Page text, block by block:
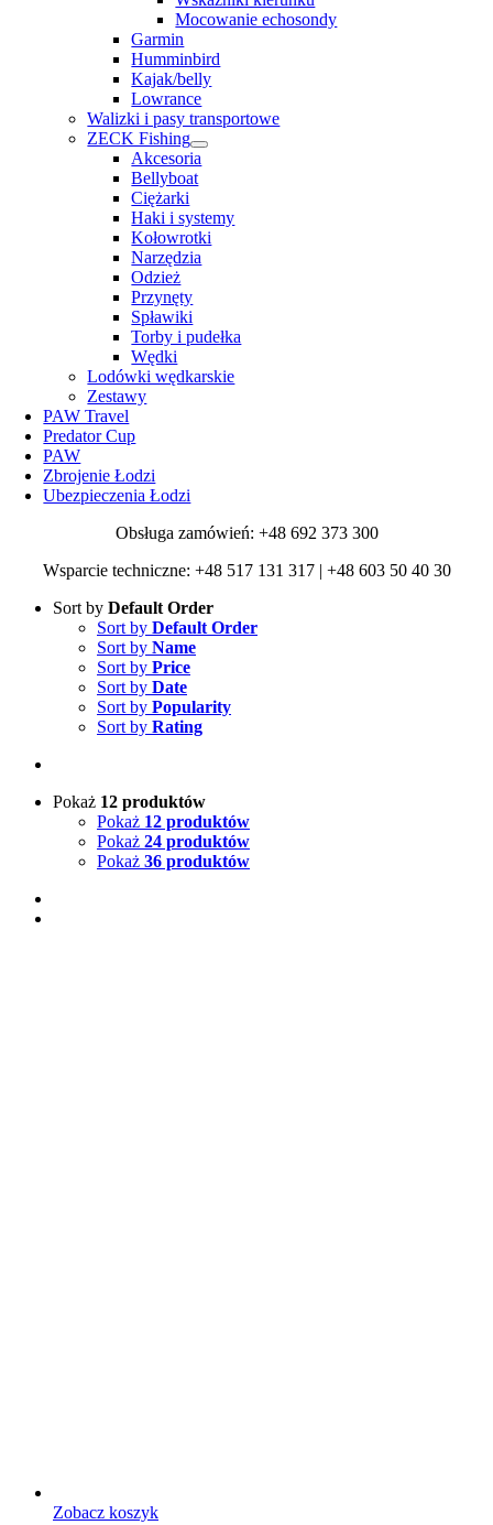
Mocowanie echosondy
Garmin
Humminbird
Kajak/belly
Lowrance
Walizki i pasy transportowe
ZECK Fishing
Akcesoria
Bellyboat
Ciężarki
Haki i systemy
Kołowrotki
Narzędzia
Odzież
Przynęty
Spławiki
Torby i pudełka
Wędki
Lodówki wędkarskie
Zestawy
PAW Travel
Predator Cup
PAW
Zbrojenie Łodzi
Ubezpieczenia Łodzi
Obsługa zamówień: +48 692 373 300
Wsparcie techniczne: +48 517 131 317 | +48 603 50 40 30
Sort by Default Order
Sort by Default Order
Sort by Name
Sort by Price
Sort by Date
Sort by Popularity
Sort by Rating
Pokaż 12 produktów
Pokaż 12 produktów
Pokaż 24 produktów
Pokaż 36 produktów
Zobacz koszyk